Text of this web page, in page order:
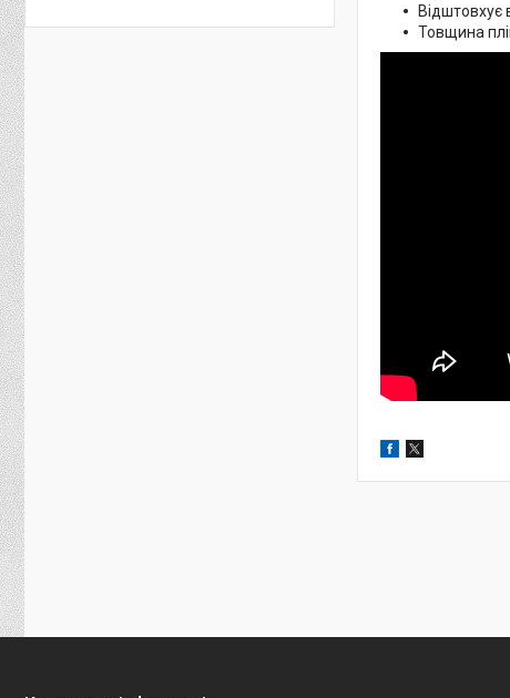
Відштовхує
Товщина